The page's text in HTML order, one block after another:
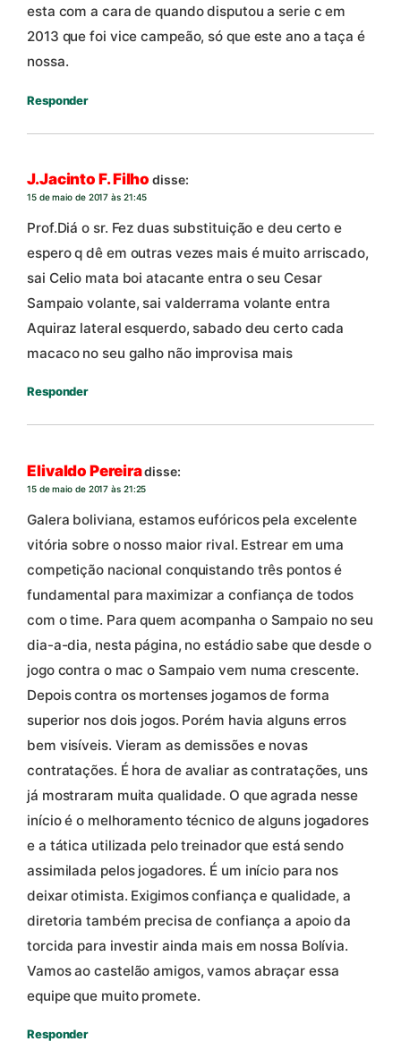
esta com a cara de quando disputou a serie c em
2013 que foi vice campeão, só que este ano a taça é
nossa.
Responder
J.Jacinto F. Filho disse:
15 de maio de 2017 às 21:45
Prof.Diá o sr. Fez duas substituição e deu certo e
espero q dê em outras vezes mais é muito arriscado,
sai Celio mata boi atacante entra o seu Cesar
Sampaio volante, sai valderrama volante entra
Aquiraz lateral esquerdo, sabado deu certo cada
macaco no seu galho não improvisa mais
Responder
Elivaldo Pereiradisse:
15 de maio de 2017 às 21:25
Galera boliviana, estamos eufóricos pela excelente
vitória sobre o nosso maior rival. Estrear em uma
competição nacional conquistando três pontos é
fundamental para maximizar a confiança de todos
com o time. Para quem acompanha o Sampaio no seu
dia-a-dia, nesta página, no estádio sabe que desde o
jogo contra o mac o Sampaio vem numa crescente.
Depois contra os mortenses jogamos de forma
superior nos dois jogos. Porém havia alguns erros
bem visíveis. Vieram as demissões e novas
contratações. É hora de avaliar as contratações, uns
já mostraram muita qualidade. O que agrada nesse
início é o melhoramento técnico de alguns jogadores
e a tática utilizada pelo treinador que está sendo
assimilada pelos jogadores. É um início para nos
deixar otimista. Exigimos confiança e qualidade, a
diretoria também precisa de confiança a apoio da
torcida para investir ainda mais em nossa Bolívia.
Vamos ao castelão amigos, vamos abraçar essa
equipe que muito promete.
Responder